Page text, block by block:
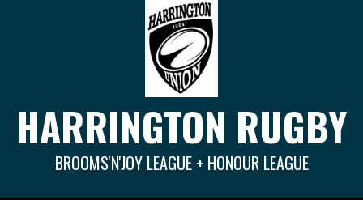
HARRINGTON RUGBY
BROOMS'N'JOY LEAGUE + HONOUR LEAGUE